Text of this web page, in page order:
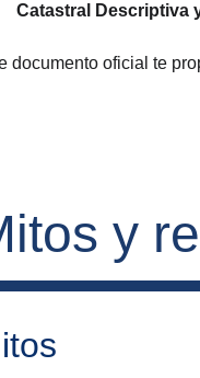
Catastral Descriptiva
documento oficial te
y